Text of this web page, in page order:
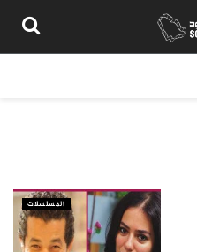
المسلسلات